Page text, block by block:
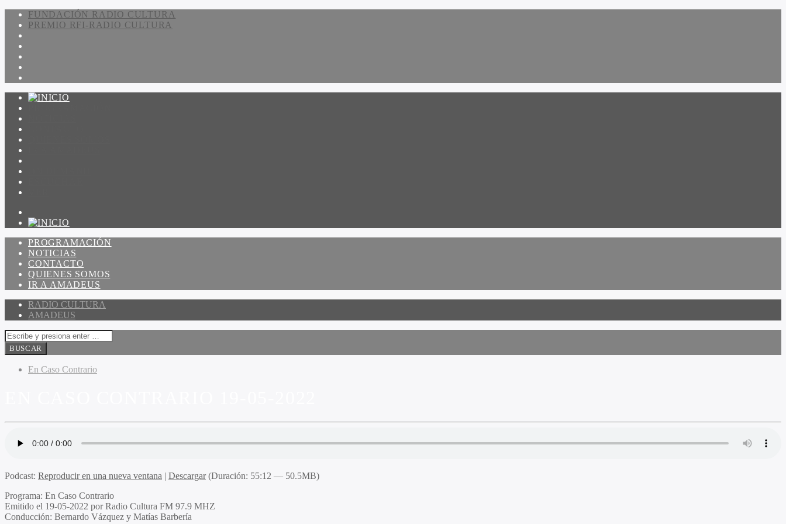
FUNDACIÓN RADIO CULTURA
PREMIO RFI-RADIO CULTURA
PROGRAMACIÓN
NOTICIAS
CONTACTO
QUIENES SOMOS
IR A AMADEUS
RADIO CULTURA
AMADEUS
En Caso Contrario
Podcast: Reproducir en una nueva ventana | Descargar(Duración: 55:12 — 50.5MB)
Programa: En Caso Contrario
Emitido el 19-05-2022 por Radio Cultura FM 97.9 MHZ
Conducción: Bernardo Vázquez y Matías Barbería